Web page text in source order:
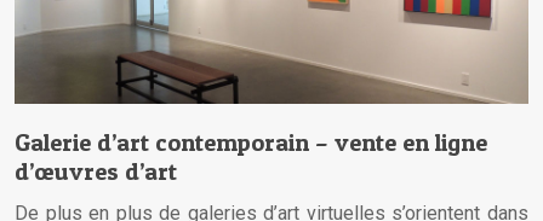
Galerie d’art contemporain – vente en ligne
d’œuvres d’art
De plus en plus de galeries d’art virtuelles s’orientent dans